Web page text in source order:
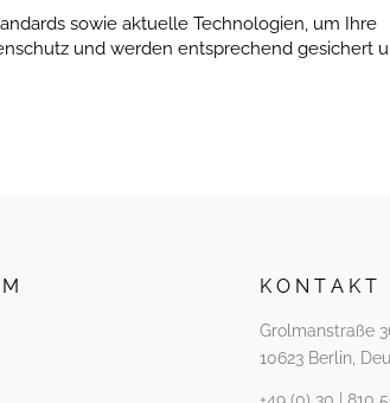
sowie aktuelle Technologien, um Ihre
und werden entsprechend gesichert
K O N T A K T
Grolmanstraße
10623 Berlin,